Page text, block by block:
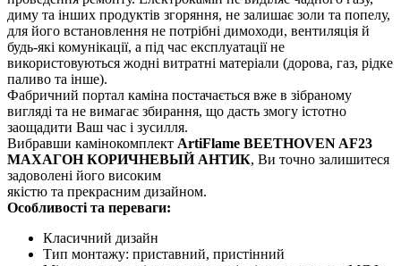
диму та інших продуктів згоряння, не залишає золи та попелу,
для його встановлення не потрібні димоходи, вентиляція й
будь-які комунікації, а під час експлуатації не
використовуються жодні витратні матеріали (дорова, газ, рідке
паливо та інше).
Фабричний портал каміна постачається вже в зібраному
вигляді та не вимагає збирання, що дасть змогу істотно
заощадити Ваш час і зусилля.
Вибравши камінокомплект ArtiFlame BEETHOVEN AF23
МАХАГОН КОРИЧНЕВЫЙ АНТИК, Ви точно залишитеся
задоволені його високим
якістю та прекрасним дизайном.
Особливості та переваги:
Класичний дизайн
Тип монтажу: приставний, пристінний